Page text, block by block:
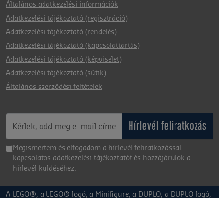
Általános adatkezelési információk
Adatkezelési tájékoztató (regisztráció)
Adatkezelési tájékoztató (rendelés)
Adatkezelési tájékoztató (kapcsolattartás)
Adatkezelési tájékoztató (képviselet)
Adatkezelési tájékoztató (sütik)
Általános szerződési feltételek
Hírlevél feliratkozás
Megismertem és elfogadom a hírlevél feliratkozással
kapcsolatos adatkezelési tájékoztatót és hozzájárulok a
hírlevél küldéséhez.
A LEGO®, a LEGO® logó, a Minifigure, a DUPLO, a DUPLO logó,